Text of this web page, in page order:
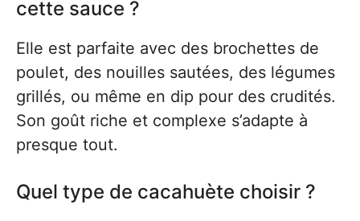
cette sauce ?
Elle est parfaite avec des brochettes de
poulet, des nouilles sautées, des légumes
grillés, ou même en dip pour des crudités.
Son goût riche et complexe s’adapte à
presque tout.
Quel type de cacahuète choisir ?